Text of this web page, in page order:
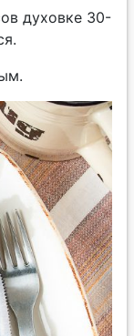
духовке 30-